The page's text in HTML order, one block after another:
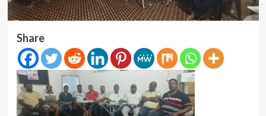
Share